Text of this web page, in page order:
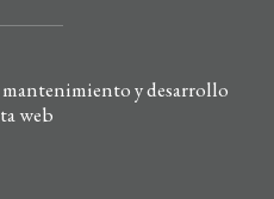
y desarrollo
web